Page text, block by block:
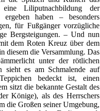
Liliputnachbildung der
haben – besonders
für Fußgänger vorzügliche
Bergsteigungen. – Und nun
dem Roten Kreuz über dem
diesem die Versammlung. Das
unter der rötlichen
sieht es am Schmalende auf
bedeckt ist, einen
sitzt die bekannte Gestalt des
Könige), als des Herrschers
die Großen seiner Umgebung,